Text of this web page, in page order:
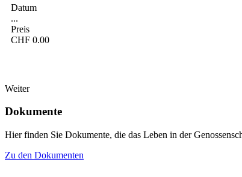
Datum
...
Preis
CHF 0.00
Weiter
Dokumente
Hier finden Sie Dokumente, die das Leben in der
Zu den Dokumenten